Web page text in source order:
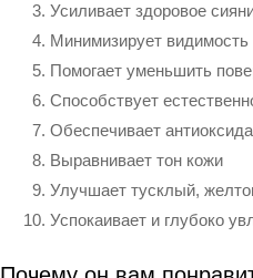
Усиливает здоровое
Минимизирует видимость
Помогает уменьшить
Способствует
Обеспечивает
Выравнивает тон кожи
Улучшает тусклый,
Успокаивает и глубоко